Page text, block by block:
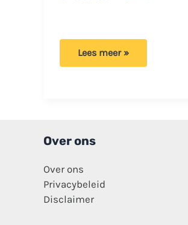
Medewerkers
niet!
Lees meer »
Over ons
Over ons
Privacybeleid
Disclaimer